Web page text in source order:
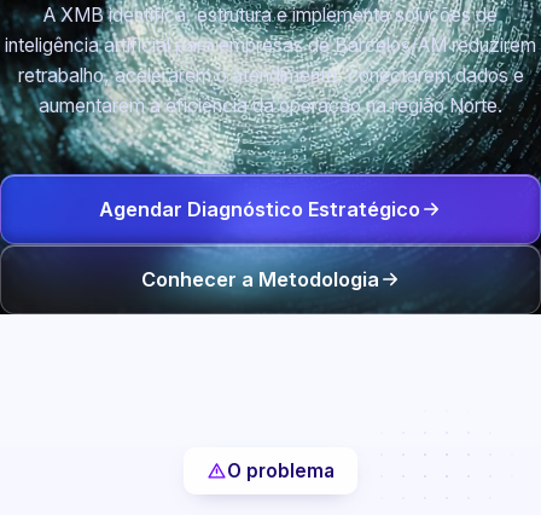
A XMB identifica, estrutura e implementa soluções de
inteligência artificial para empresas de Barcelos/AM reduzirem
retrabalho, acelerarem o atendimento, conectarem dados e
aumentarem a eficiência da operação na região Norte.
Agendar Diagnóstico Estratégico
Conhecer a Metodologia
O problema